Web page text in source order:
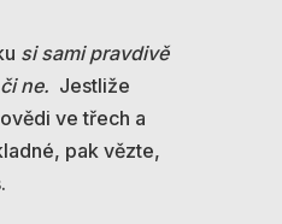
si sami pravdivě
ne. Jestliže
ve třech a
pak vězte,